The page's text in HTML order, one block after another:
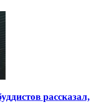
рассказал,